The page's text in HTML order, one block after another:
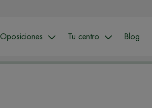
Oposiciones Tu centro Blog